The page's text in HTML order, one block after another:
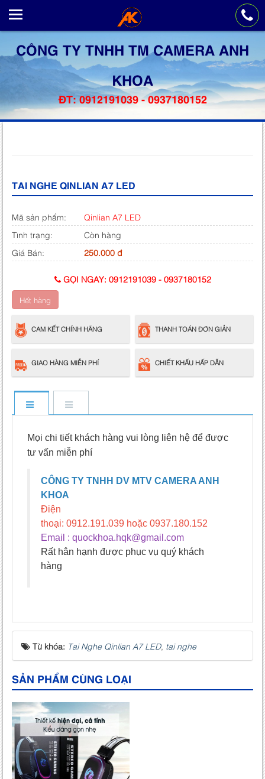
CÔNG TY TNHH TM CAMERA ANH
KHOA
ĐT: 0912191039 - 0937180152
TAI NGHE QINLIAN A7 LED
Mã sản phẩm:
Qinlian A7 LED
Tình trạng:
Còn hàng
Giá Bán:
250.000 đ
GỌI NGAY: 0912191039- 0937180152
Hết hàng
CAM KẾT CHÍNH HÃNG THANH TOÁN ĐƠN GIẢN
GIAO HÀNG MIỄN PHÍ CHIẾT KHẤU HẤP DẪN
Mọi chi tiết khách hàng vui lòng liên hệ để được
tư vấn miễn phí
CÔNG TY TNHH DV MTV CAMERA ANH
KHOA
Điện
thoại: 0912.191.039 hoặc 0937.180.152
Email : quockhoa.hqk@gmail.com
Rất hân hạnh được phục vụ quý khách
hàng
Từ khóa: Tai Nghe Qinlian A7 LED, tai nghe
SẢN PHẨM CÙNG LOẠI